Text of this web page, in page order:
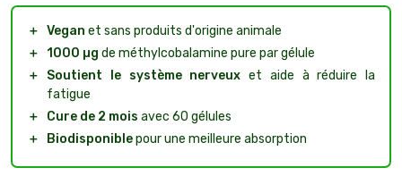
＋ Vegan et sans produits d'origine animale
＋ 1000 µg de méthylcobalamine pure par gélule
＋
Soutient le système nerveux et aide à réduire la
fatigue
＋
Cure de 2 mois avec 60 gélules
＋
Biodisponiblepour une meilleure absorption